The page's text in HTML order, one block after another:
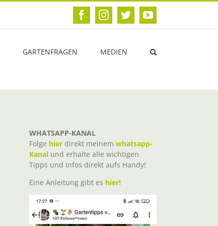
FacebookInstagram
TwitterYouTube
GARTENFRAGEN MEDIEN
WHATSAPP-KANAL
Folge hier direkt meinem whatsapp-
Kanal und erhalte alle wichtigen
Tipps und Infos direkt aufs Handy!
Eine Anleitung gibt es hier!